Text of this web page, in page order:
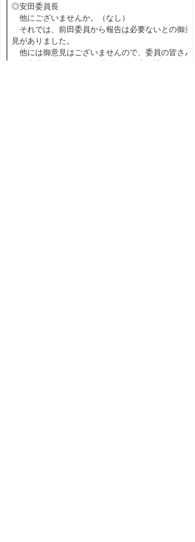
◎安田委員長
他にございませんか。（なし）
それでは、前田委員から報告は必要ないとの御意
見がありました。
他には御意見はございませんので、委員の皆さん